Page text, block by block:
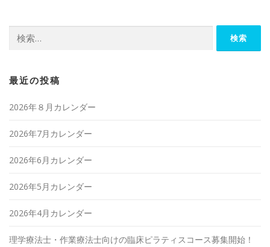
索:
最近の投稿
2026年８月カレンダー
2026年7月カレンダー
2026年6月カレンダー
2026年5月カレンダー
2026年4月カレンダー
理学療法士・作業療法士向けの臨床ピラティスコース募集開始！